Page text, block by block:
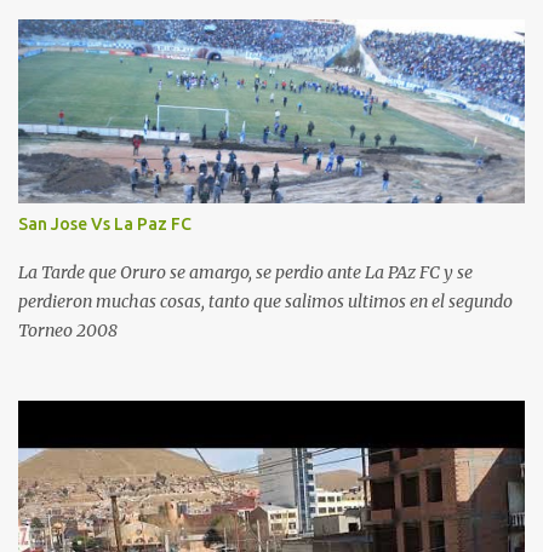
San Jose Vs La Paz FC
La Tarde que Oruro se amargo, se perdio ante La PAz FC y se
perdieron muchas cosas, tanto que salimos ultimos en el segundo
Torneo 2008